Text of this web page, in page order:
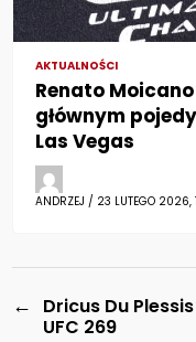
AKTUALNOŚCI
Renato
głównym
Las Vegas
ANDRZEJ / 23 LUTEGO 2026,
←
Dricus Du
UFC 269